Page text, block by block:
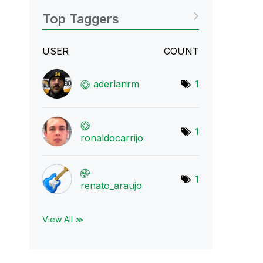
Top Taggers
USER COUNT
aderlanrm 1
ronaldocarrijo
1
renato_araujo
1
View All ≫